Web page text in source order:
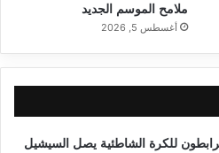
ملامح الموسم الجديد
أغسطس 5, 2026
للكرة الشاطئية يصل السيشيل